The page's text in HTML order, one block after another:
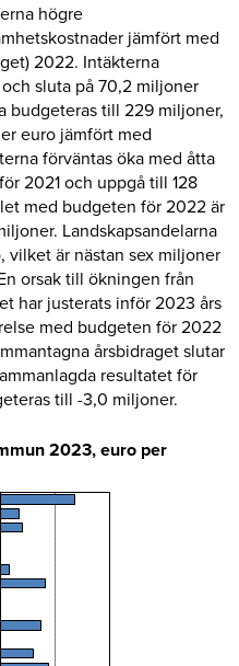
högre
jämfört med
2022. Intäkterna
sluta på 70,2 miljoner
budgeteras till 229 miljoner,
euro jämfört med
förväntas öka med åtta
2021 och uppgå till 128
med budgeten för 2022 är
Landskapsandelarna
är nästan sex miljoner
orsak till ökningen från
har justerats inför 2023 års
med budgeten för 2022
årsbidraget slutar
resultatet för
till -3,0 miljoner.
2023, euro per